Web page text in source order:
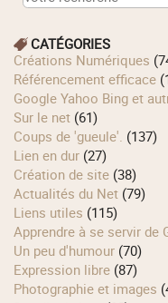
CATÉGORIES
Créations Numériques
Référencement efficace
Google Yahoo Bing et
Sur le net (61)
Coups de 'gueule'. (137)
Lien en dur (27)
Création de site (38)
Actualités du Net (79)
Liens utiles (115)
Apprendre à se servir de
Un peu d'humour (70)
Expression libre (87)
Photographie et images